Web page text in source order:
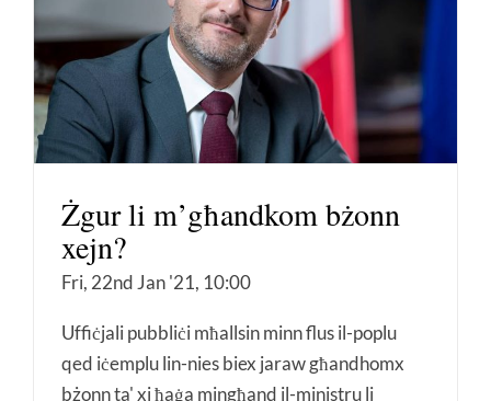
Żgur li m’għandkom bżonn
xejn?
Fri, 22nd Jan '21, 10:00
Uffiċjali pubbliċi mħallsin minn flus il-poplu
qed iċemplu lin-nies biex jaraw għandhomx
bżonn ta' xi ħaġa mingħand il-ministru li